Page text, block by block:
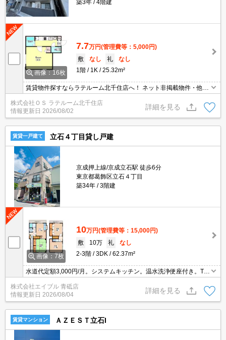
築3年 4階建
画像：16枚
7.7万円(管理費等：5,000円)
敷
なし 礼
なし
1階
1K 25.32m²
賃貸物件探すならラテルーム北千住店へ！ ネット非掲載物件・他社
様の物件もまとめてご案内いたします！！
株式会社ＯＳ ラテルーム北千住店
情報更新日 2026/08/02
詳細を見る
賃貸一戸建て 立石４丁目貸し戸建
京成押上線/京成立石駅 徒歩6分
東京都葛飾区立石４丁目
築34年
3階建
画像：7枚
10万円(管理費等：15,000円)
敷
10万 礼
なし
2-3階
3DK 62.37m²
水道代定額3,000円/月。システムキッチン。温水洗浄便座付き。TV
インターホン付き。追い焚き機能付きバス。礼金なし。新生活のス
タートはここから。都市ガス使用。内見予約受付中。収納たっぷ
り。
株式会社エイブル 青砥店
情報更新日 2026/08/04
詳細を見る
賃貸マンション ＡＺＥＳＴ立石I